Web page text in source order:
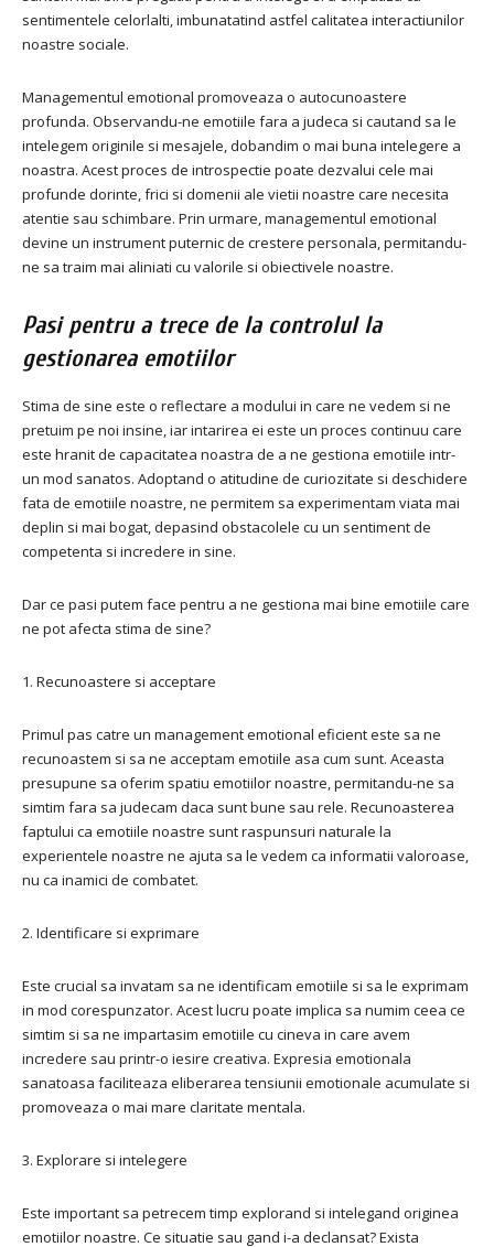
sentimentele celorlalti, imbunatatind astfel calitatea interactiunilor
noastre sociale.
Managementul emotional promoveaza o autocunoastere
profunda. Observandu-ne emotiile fara a judeca si cautand sa le
intelegem originile si mesajele, dobandim o mai buna intelegere a
noastra. Acest proces de introspectie poate dezvalui cele mai
profunde dorinte, frici si domenii ale vietii noastre care necesita
atentie sau schimbare. Prin urmare, managementul emotional
devine un instrument puternic de crestere personala, permitandu-
ne sa traim mai aliniati cu valorile si obiectivele noastre.
Pasi pentru a trece de la controlul la
gestionarea emotiilor
Stima de sine este o reflectare a modului in care ne vedem si ne
pretuim pe noi insine, iar intarirea ei este un proces continuu care
este hranit de capacitatea noastra de a ne gestiona emotiile intr-
un mod sanatos. Adoptand o atitudine de curiozitate si deschidere
fata de emotiile noastre, ne permitem sa experimentam viata mai
deplin si mai bogat, depasind obstacolele cu un sentiment de
competenta si incredere in sine.
Dar ce pasi putem face pentru a ne gestiona mai bine emotiile care
ne pot afecta stima de sine?
1. Recunoastere si acceptare
Primul pas catre un management emotional eficient este sa ne
recunoastem si sa ne acceptam emotiile asa cum sunt. Aceasta
presupune sa oferim spatiu emotiilor noastre, permitandu-ne sa
simtim fara sa judecam daca sunt bune sau rele. Recunoasterea
faptului ca emotiile noastre sunt raspunsuri naturale la
experientele noastre ne ajuta sa le vedem ca informatii valoroase,
nu ca inamici de combatet.
2. Identificare si exprimare
Este crucial sa invatam sa ne identificam emotiile si sa le exprimam
in mod corespunzator. Acest lucru poate implica sa numim ceea ce
simtim si sa ne impartasim emotiile cu cineva in care avem
incredere sau printr-o iesire creativa. Expresia emotionala
sanatoasa faciliteaza eliberarea tensiunii emotionale acumulate si
promoveaza o mai mare claritate mentala.
3. Explorare si intelegere
Este important sa petrecem timp explorand si intelegand originea
emotiilor noastre. Ce situatie sau gand i-a declansat? Exista